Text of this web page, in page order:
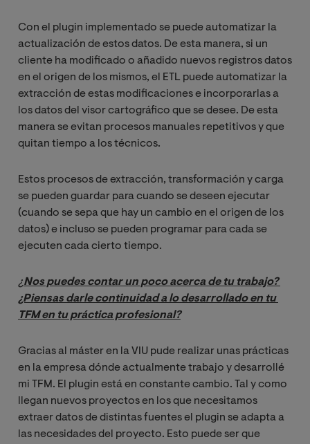
Con el plugin implementado se puede automatizar la
actualización de estos datos. De esta manera, si un
cliente ha modificado o añadido nuevos registros datos
en el origen de los mismos, el ETL puede automatizar la
extracción de estas modificaciones e incorporarlas a
los datos del visor cartográfico que se desee. De esta
manera se evitan procesos manuales repetitivos y que
quitan tiempo a los técnicos.
Estos procesos de extracción, transformación y carga
se pueden guardar para cuando se deseen ejecutar
(cuando se sepa que hay un cambio en el origen de los
datos) e incluso se pueden programar para cada se
ejecuten cada cierto tiempo.
¿Nos puedes contar un poco acerca de tu trabajo?
¿Piensas darle continuidad a lo desarrollado en tu
TFM en tu práctica profesional?
Gracias al máster en la VIU pude realizar unas prácticas
en la empresa dónde actualmente trabajo y desarrollé
mi TFM. El plugin está en constante cambio. Tal y como
llegan nuevos proyectos en los que necesitamos
extraer datos de distintas fuentes el plugin se adapta a
las necesidades del proyecto. Esto puede ser que